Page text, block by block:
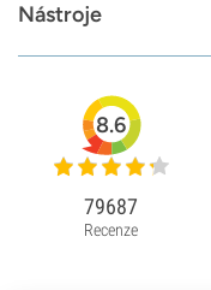
Nástroje
8.6
79687
Recenze